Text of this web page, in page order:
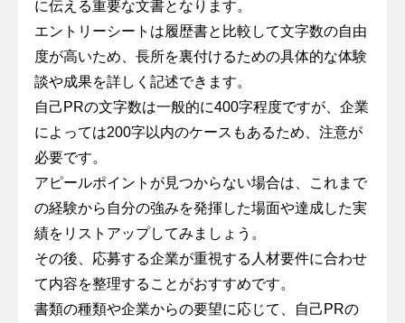
に伝える重要な文書となります。
エントリーシートは履歴書と比較して文字数の自由
度が高いため、長所を裏付けるための具体的な体験
談や成果を詳しく記述できます。
自己PRの文字数は一般的に400字程度ですが、企業
によっては200字以内のケースもあるため、注意が
必要です。
アピールポイントが見つからない場合は、これまで
の経験から自分の強みを発揮した場面や達成した実
績をリストアップしてみましょう。
その後、応募する企業が重視する人材要件に合わせ
て内容を整理することがおすすめです。
書類の種類や企業からの要望に応じて、自己PRの